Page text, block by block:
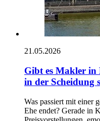
21.05.2026
Gibt es Makler in
in der Scheidung
Was passiert mit einer
Ehe endet? Gerade in